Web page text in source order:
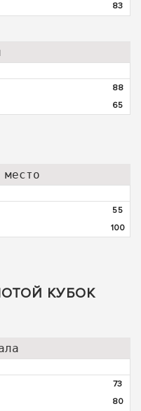
83
88
65
55
100
КУБОК
73
80